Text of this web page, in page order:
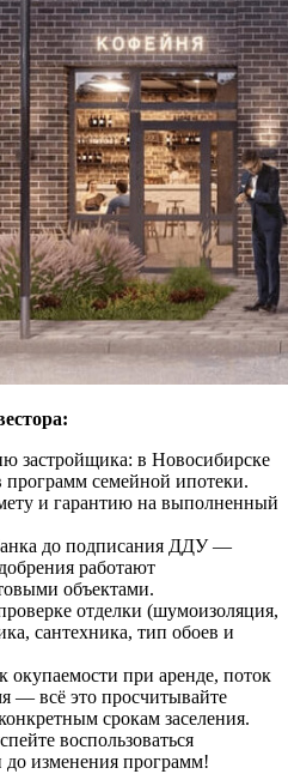
застройщика: в Новосибирске
программ семейной ипотеки.
и гарантию на выполненный
до подписания ДДУ —
работают
объектами.
отделки (шумоизоляция,
сантехника, тип обоев и
окупаемости при аренде, поток
— всё это просчитывайте
срокам заселения.
воспользоваться
изменения программ!